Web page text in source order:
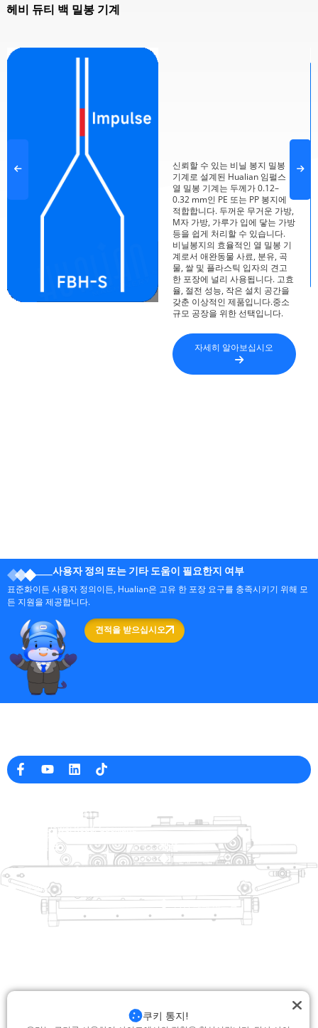
헤비 듀티 백 밀봉 기계
신뢰할 수 있는 비닐 봉지 밀봉
기계로 설계된 Hualian 임펄스
열 밀봉 기계는 두께가 0.12–
0.32 mm인 PE 또는 PP 봉지에
적합합니다. 두꺼운 무거운 가방,
M자 가방, 가루가 입에 닿는 가방
등을 쉽게 처리할 수 있습니다.
비닐봉지의 효율적인 열 밀봉 기
계로서 애완동물 사료, 분유, 곡
물, 쌀 및 플라스틱 입자의 견고
한 포장에 널리 사용됩니다. 고효
율, 절전 성능, 작은 설치 공간을
갖춘 이상적인 제품입니다.중소
규모 공장을 위한 선택입니다.
자세히 알아보십시오
사용자 정의 또는 기타 도움이 필요한지 여부
표준화이든 사용자 정의이든, Hualian은 고유 한 포장 요구를 충족시키기 위해 모
든 지원을 제공합니다.
견적을 받으십시오
도움말 링크
제품
해결책
제품
트레이 살러
열적 성형 포장 기계
가방 폐쇄 시스템
포장 기계를 수축시킵니다
회사 정보
+8613738733841
No. 2 Dawei Road, Gaoxiang
산업 구역, Wenzhou, 중국 잔즈 앙
쿠키 통지!